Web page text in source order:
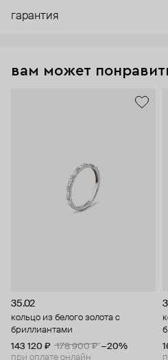
гарантия
вам может
35.02
кольцо из белого золота с
бриллиантами
143 120 ₽
178 900 ₽ −20%
при оплате онлайн